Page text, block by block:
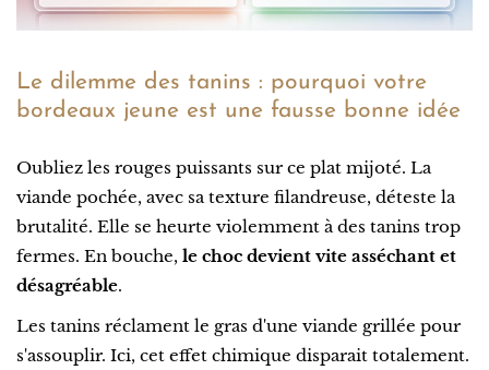
Le dilemme des tanins : pourquoi votre
bordeaux jeune est une fausse bonne idée
Oubliez les rouges puissants sur ce plat mijoté. La
viande pochée, avec sa texture filandreuse, déteste la
brutalité. Elle se heurte violemment à des tanins trop
fermes. En bouche, le choc devient vite asséchant et
désagréable.
Les tanins réclament le gras d'une viande grillée pour
s'assouplir. Ici, cet effet chimique disparait totalement.